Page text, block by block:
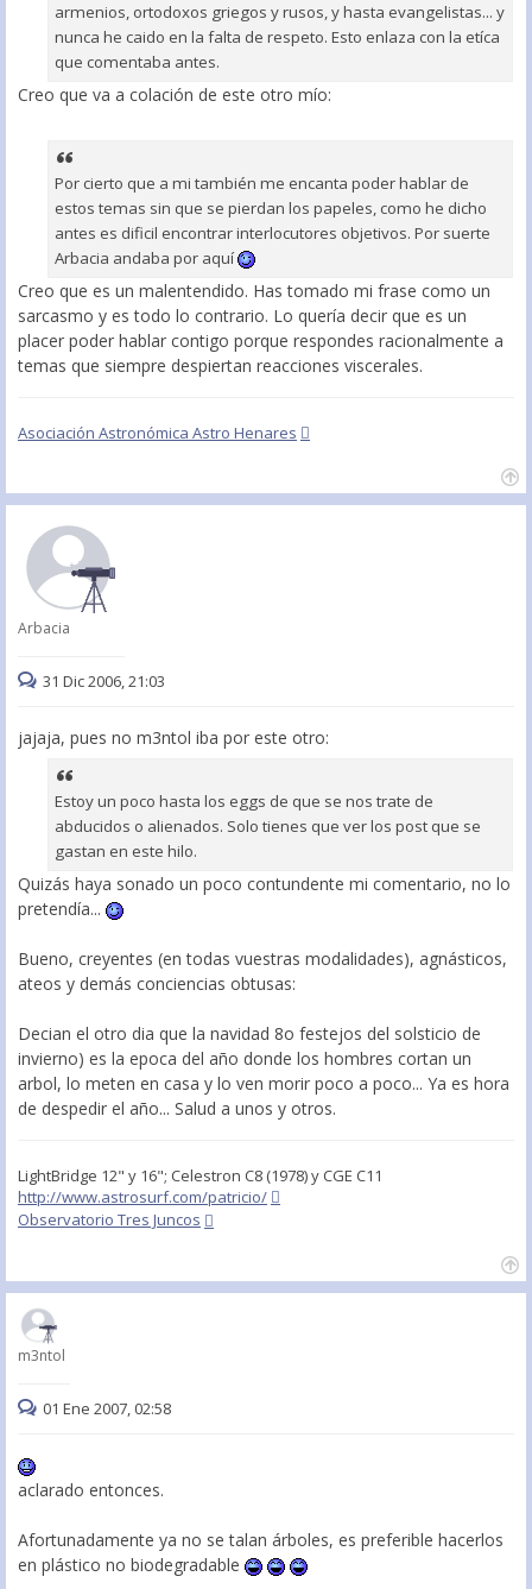
armenios, ortodoxos griegos y rusos, y hasta evangelistas... y
nunca he caido en la falta de respeto. Esto enlaza con la etíca
que comentaba antes.
Creo que va a colación de este otro mío:
Por cierto que a mi también me encanta poder hablar de
estos temas sin que se pierdan los papeles, como he dicho
antes es dificil encontrar interlocutores objetivos. Por suerte
Arbacia andaba por aquí
Creo que es un malentendido. Has tomado mi frase como un
sarcasmo y es todo lo contrario. Lo quería decir que es un
placer poder hablar contigo porque respondes racionalmente a
temas que siempre despiertan reacciones viscerales.
Asociación Astronómica Astro Henares
Arbacia
31 Dic 2006, 21:03
jajaja, pues no m3ntol iba por este otro:
Estoy un poco hasta los eggs de que se nos trate de
abducidos o alienados. Solo tienes que ver los post que se
gastan en este hilo.
Quizás haya sonado un poco contundente mi comentario, no lo
pretendía...
Bueno, creyentes (en todas vuestras modalidades), agnásticos,
ateos y demás conciencias obtusas:
Decian el otro dia que la navidad 8o festejos del solsticio de
invierno) es la epoca del año donde los hombres cortan un
arbol, lo meten en casa y lo ven morir poco a poco... Ya es hora
de despedir el año... Salud a unos y otros.
LightBridge 12" y 16"; Celestron C8 (1978) y CGE C11
http://www.astrosurf.com/patricio/
Observatorio Tres Juncos
m3ntol
01 Ene 2007, 02:58
aclarado entonces.
Afortunadamente ya no se talan árboles, es preferible hacerlos
en plástico no biodegradable